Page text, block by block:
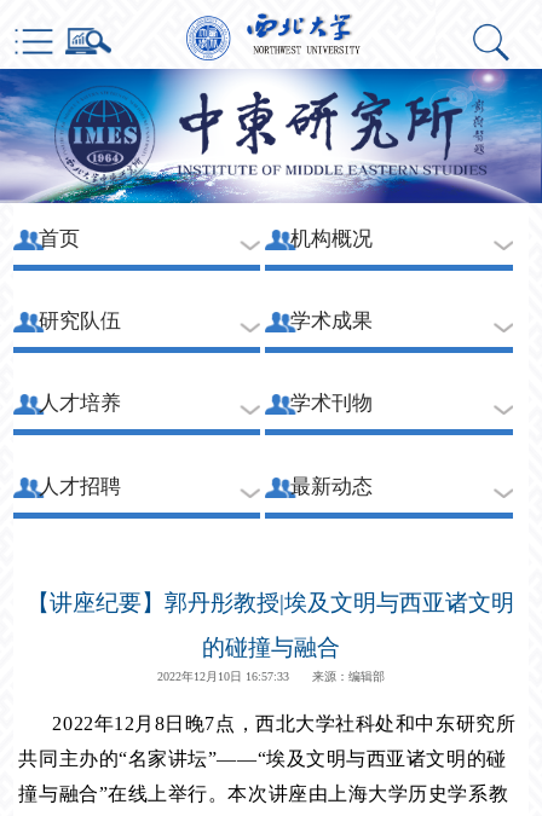
首页 机构概况
研究队伍 学术成果
人才培养 学术刊物
人才招聘 最新动态
【讲座纪要】郭丹彤教授|埃及文明与西亚诸文明
的碰撞与融合
2022年12月10日 16:57:33 来源：编辑部
2022年12月8日晚7点，西北大学社科处和中东研究所
共同主办的“名家讲坛”——“埃及文明与西亚诸文明的碰
撞与融合”在线上举行。本次讲座由上海大学历史学系教